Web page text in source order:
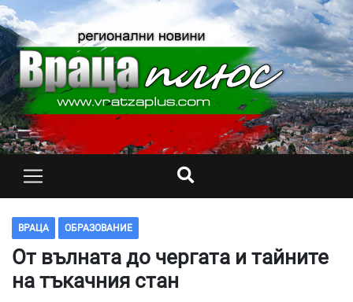
ВРАЦА ОБРАЗОВАНИЕ
От вълната до чергата и тайните
на тъкачния стан